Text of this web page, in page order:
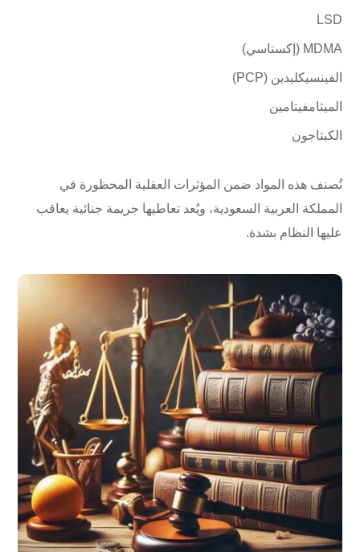
LSD
MDMA (إكستاسي)
الفينسيكليدين (PCP)
الميثامفيتامين
الكبتاجون
تُصنف هذه المواد ضمن المؤثرات العقلية المحظورة في
المملكة العربية السعودية، ويُعد تعاطيها جريمة جنائية يعاقب
عليها النظام بشدة.